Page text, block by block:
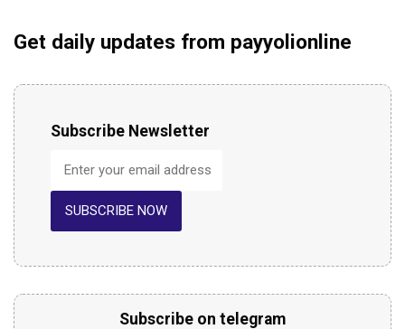
Get daily updates from payyolionline
Subscribe Newsletter
SUBSCRIBE NOW
Subscribe on telegram